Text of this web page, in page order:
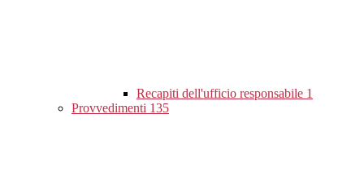
Recapiti dell'ufficio responsabile 1
Provvedimenti 135